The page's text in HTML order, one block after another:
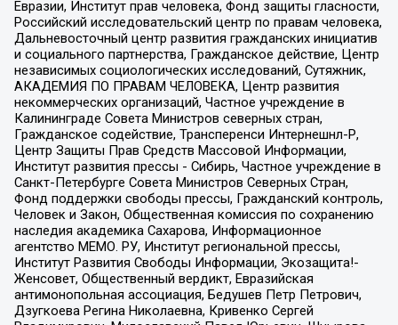
Евразии, Институт прав человека, Фонд защиты гласности,
Российский исследовательский центр по правам человека,
Дальневосточный центр развития гражданских инициатив
и социального партнерства, Гражданское действие, Центр
независимых социологических исследований, Сутяжник,
АКАДЕМИЯ ПО ПРАВАМ ЧЕЛОВЕКА, Центр развития
некоммерческих организаций, Частное учреждение в
Калининграде Совета Министров северных стран,
Гражданское содействие, Трансперенси Интернешнл-Р,
Центр Защиты Прав Средств Массовой Информации,
Институт развития прессы - Сибирь, Частное учреждение в
Санкт-Петербурге Совета Министров Северных Стран,
Фонд поддержки свободы прессы, Гражданский контроль,
Человек и Закон, Общественная комиссия по сохранению
наследия академика Сахарова, Информационное
агентство МЕМО. РУ, Институт региональной прессы,
Институт Развития Свободы Информации, Экозащита!-
Женсовет, Общественный вердикт, Евразийская
антимонопольная ассоциация, Бедушев Петр Петрович,
Дзугкоева Регина Николаевна, Кривенко Сергей